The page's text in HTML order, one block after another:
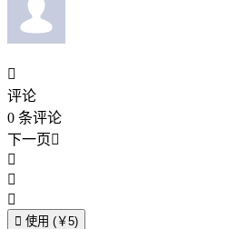

评论
0 条评论
下一页



 使用 (￥5)